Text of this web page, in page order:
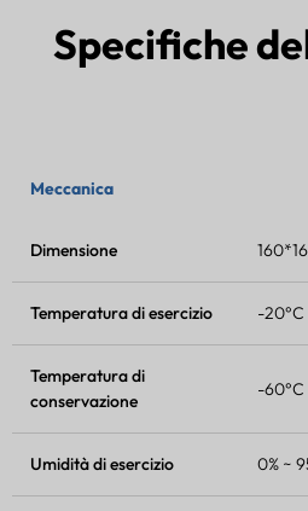
Specifiche
Meccanica
Dimensione
Temperatura di esercizio -20°C
Temperatura di
conservazione
-60°C
Umidità di esercizio 0% ~